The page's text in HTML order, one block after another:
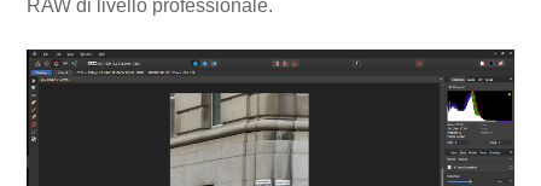
RAW di livello professionale.